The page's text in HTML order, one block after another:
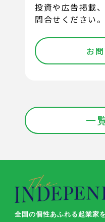
投資や広告掲載
問合せください。
お
一
全国の個性あふれる起業家